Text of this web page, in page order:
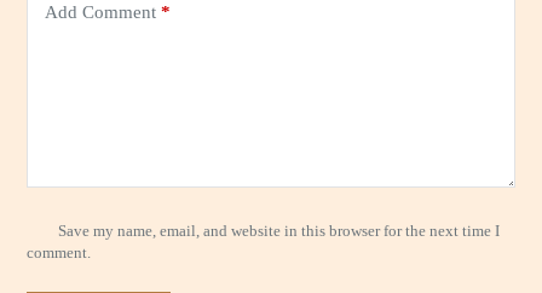
Add Comment *
Save my name, email, and website in this browser for the next time I
comment.